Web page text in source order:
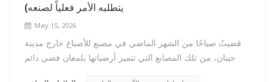
يتطلبه الأمر فعلياً لصنعه)
May 15, 2026
قضيتُ صباحًا من الشهر الماضي في مصنع للأصباغ خارج مدينة
جينان، من تلك المصانع التي تتميز أرضياتها بلمعان فضي دائم